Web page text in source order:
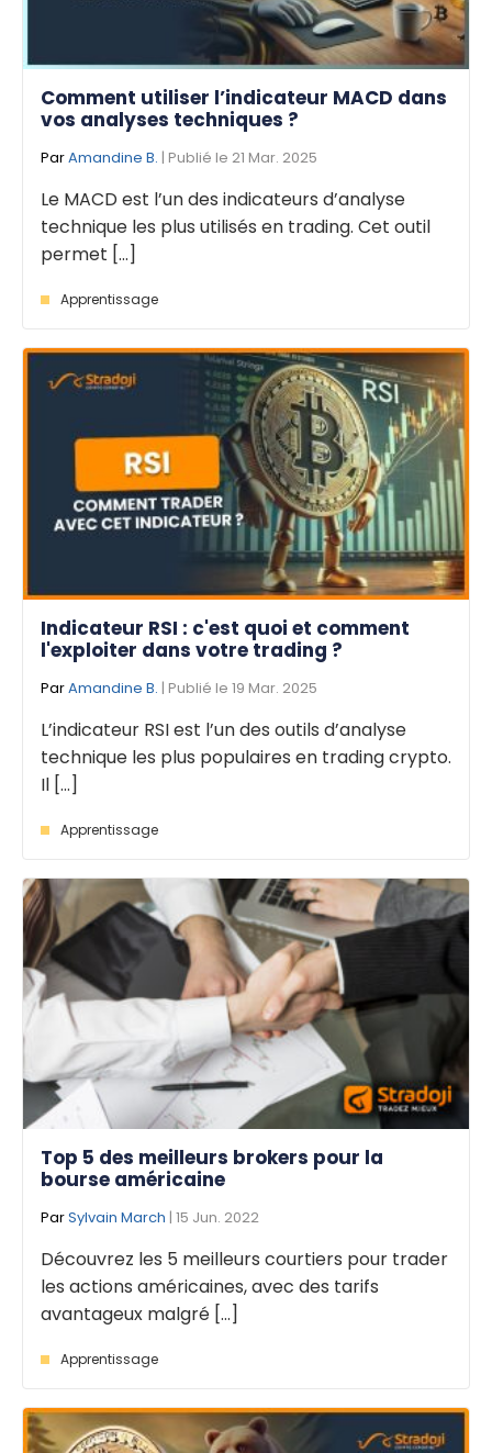
Comment utiliser l’indicateur MACD dans
vos analyses techniques ?
ParAmandine B. | Publié le 21 Mar. 2025
Le MACD est l’un des indicateurs d’analyse
technique les plus utilisés en trading. Cet outil
permet [...]
Apprentissage
Indicateur RSI : c'est quoi et comment
l'exploiter dans votre trading ?
ParAmandine B. | Publié le 19 Mar. 2025
L’indicateur RSI est l’un des outils d’analyse
technique les plus populaires en trading crypto.
Il [...]
Apprentissage
Top 5 des meilleurs brokers pour la
bourse américaine
ParSylvain March | 15 Jun. 2022
Découvrez les 5 meilleurs courtiers pour trader
les actions américaines, avec des tarifs
avantageux malgré [...]
Apprentissage